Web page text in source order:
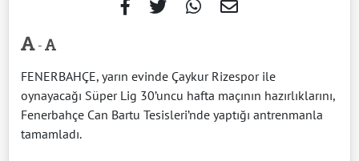
-
FENERBAHÇE, yarın evinde Çaykur Rizespor ile
oynayacağı Süper Lig 30’uncu hafta maçının hazırlıklarını,
Fenerbahçe Can Bartu Tesisleri’nde yaptığı antrenmanla
tamamladı.